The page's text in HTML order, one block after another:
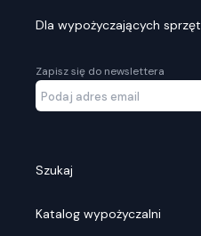
Dla wypożyczających sprzęt
Zapisz się do newslettera
Szukaj
Katalog wypożyczalni